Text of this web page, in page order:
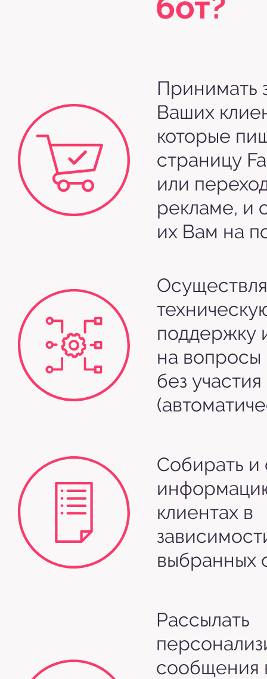
Принимать
Ваших
которые
страницу
или
рекламе, и
их Вам на
поддержку
на вопросы
без
Собирать и
клиентах в
выбранных
Рассылать
сообщения